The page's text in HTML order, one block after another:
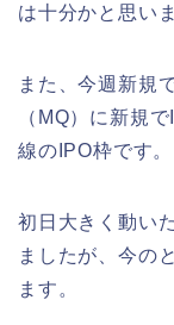
は十分かと思いま
また、今週新規
（MQ）に新規
線のIPO枠です。
初日大きく動い
ましたが、今の
ます。